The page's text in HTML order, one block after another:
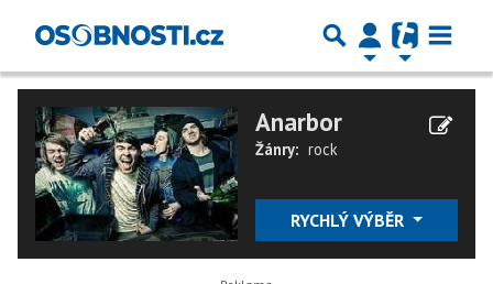
Anarbor
Žánry: rock
RYCHLÝ VÝBĚR